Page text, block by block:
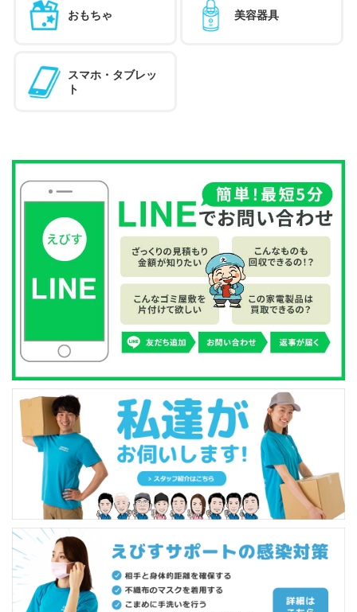
おもちゃ 美容器具
スマホ・タブレッ
ト